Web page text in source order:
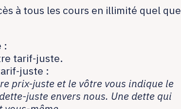
à tous les cours en illimité quel que
:
tarif-juste.
juste :
prix-juste et le vôtre vous indique le
juste envers nous. Une dette qui